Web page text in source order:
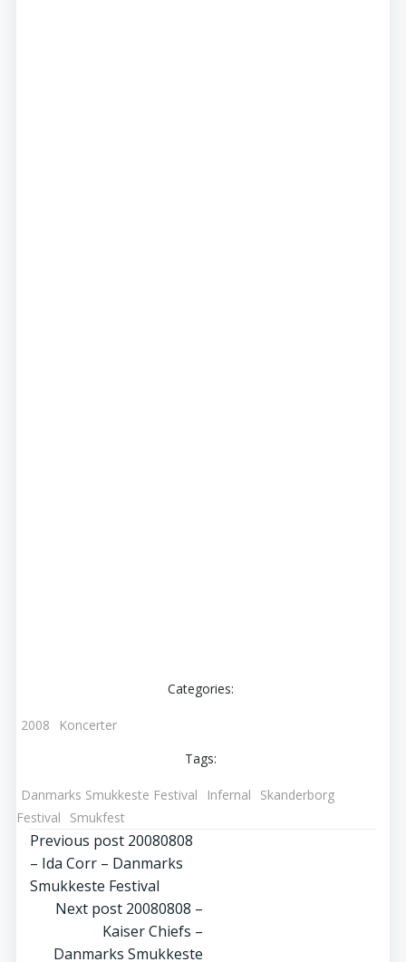
Categories:
2008
Koncerter
Tags:
Danmarks Smukkeste Festival Infernal
Skanderborg
Festival
Smukfest
Post
navigation
Previous post 20080808
– Ida Corr – Danmarks
Smukkeste Festival
Post
Next post 20080808 –
Kaiser Chiefs –
Danmarks Smukkeste